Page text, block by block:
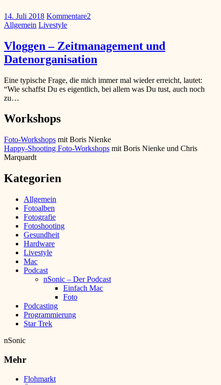
14. Juli 2018 Kommentare2
Allgemein Livestyle
Vloggen – Zeitmanagement und
Datenorganisation
Eine typische Frage, die mich immer mal wieder erreicht, lautet:
“Wie schaffst Du es eigentlich, bei allem was Du tust, auch noch
zu…
Workshops
Foto-Workshops mit Boris Nienke
Happy-Shooting Foto-Workshops mit Boris Nienke und Chris
Marquardt
Kategorien
Allgemein
Fotoalben
Fotografie
Fotoshooting
Gesundheit
Hardware
Livestyle
Mac
Podcast
nSonic – Der Podcast
Einfach Mac
Foto
Podcasting
Programmierung
Star Trek
nSonic
Mehr
Flohmarkt